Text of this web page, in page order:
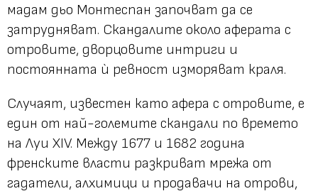
мадам дьо Монтеспан започват да се
затрудняват. Скандалите около аферата с
отровите, дворцовите интриги и
постоянната ѝ ревност изморяват краля.
Случаят, известен като афера с отровите, е
един от най-големите скандали по времето
на Луи XIV. Между 1677 и 1682 година
френските власти разкриват мрежа от
гадатели, алхимици и продавачи на отрови,